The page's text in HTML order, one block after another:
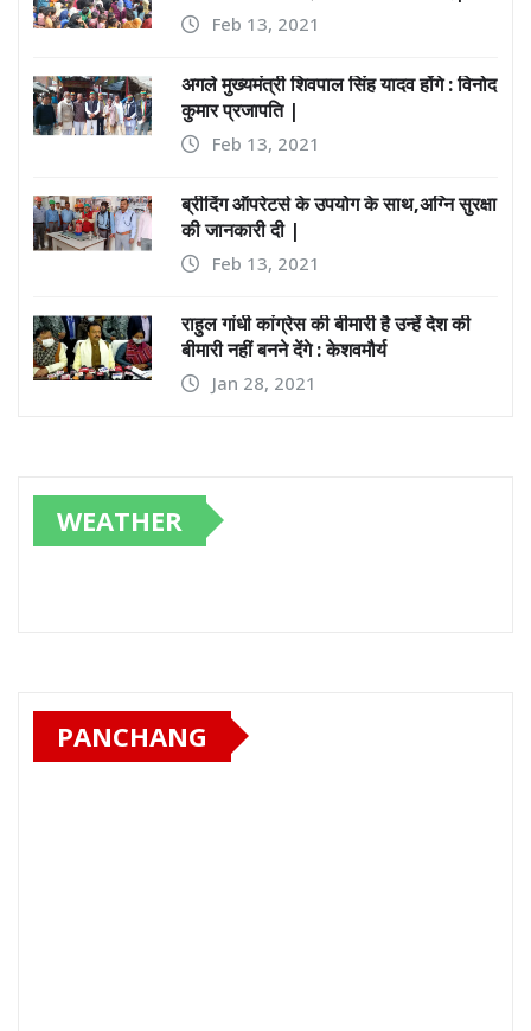
Feb 13, 2021
अगले मुख्यमंत्री शिवपाल सिंह यादव होंगे : विनोद
कुमार प्रजापति |
Feb 13, 2021
ब्रीदिंग ऑपरेटर्स के उपयोग के साथ,अग्नि सुरक्षा
की जानकारी दी |
Feb 13, 2021
राहुल गांधी कांग्रेस की बीमारी है उन्हें देश की
बीमारी नहीं बनने देंगे : केशवमौर्य
Jan 28, 2021
WEATHER
PANCHANG